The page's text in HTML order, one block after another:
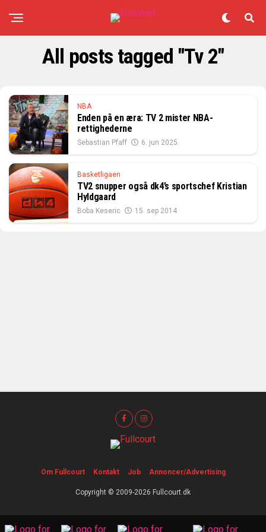
All posts tagged "Tv 2"
NBA
Enden på en æra: TV 2 mister NBA-
rettighederne
Sebastian Pfaff 6. jun 2025
Basketligaen
TV2 snupper også dk4’s sportschef Kristian
Hyldgaard
Boba Keseric 15. sep 2014
Om Fullcourt Kontakt Job Annoncer/Advertising
Copyright © 2009-2026 Fullcourt.dk